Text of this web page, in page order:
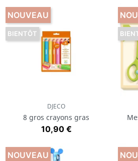
et colorier avec des produits
l’enfant !
DJECO
8 gros crayons gras
Prix
10,90 €
NOUVEAU
BIENTÔT
NOUVEAU